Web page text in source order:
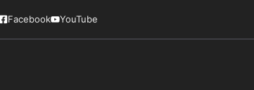
Facebook YouTube